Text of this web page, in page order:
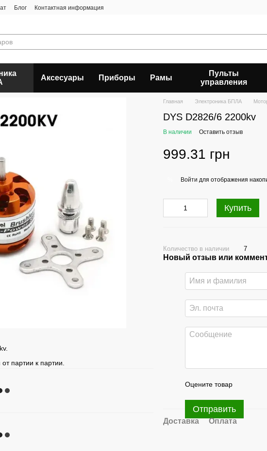
Блог Контактная информация
Аксесуары Приборы Рамы
Пульты
управления
партии к партии.
Главная Электроника БПЛА
DYS D2826/6 2200kv
В наличии Оставить отзыв
999.31 грн
Войти для отображения
Купить
Количество в наличии 7
Новый отзыв или
Оцените товар
Отправить
Доставка Оплата